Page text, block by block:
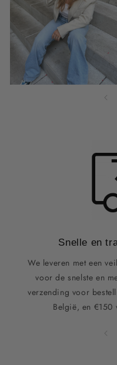
Snelle en
We leveren met een
voor de snelste en
verzending voor
België, en €150